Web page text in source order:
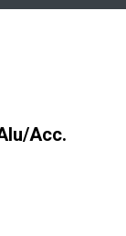
Acc.